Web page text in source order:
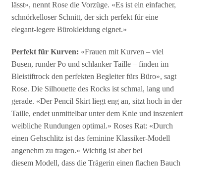
lässt», nennt Rose die Vorzüge. «Es ist ein einfacher,
schnörkelloser Schnitt, der sich perfekt für eine
elegant-legere Bürokleidung eignet.»
Perfekt für Kurven: «Frauen mit Kurven – viel
Busen, runder Po und schlanker Taille – finden im
Bleistiftrock den perfekten Begleiter fürs Büro», sagt
Rose. Die Silhouette des Rocks ist schmal, lang und
gerade. «Der Pencil Skirt liegt eng an, sitzt hoch in der
Taille, endet unmittelbar unter dem Knie und inszeniert
weibliche Rundungen optimal.» Roses Rat: «Durch
einen Gehschlitz ist das feminine Klassiker-Modell
angenehm zu tragen.» Wichtig ist aber bei
diesem Modell, dass die Trägerin einen flachen Bauch